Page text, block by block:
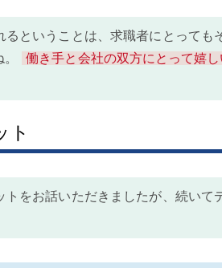
ということは、求職者にとっても
働き手と会社の双方にとって嬉し
ト
トをお話いただきましたが、続いて